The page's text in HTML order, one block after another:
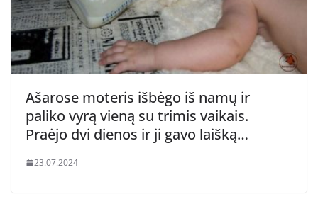
Ašarose moteris išbėgo iš namų ir
paliko vyrą vieną su trimis vaikais.
Praėjo dvi dienos ir ji gavo laišką…
23.07.2024